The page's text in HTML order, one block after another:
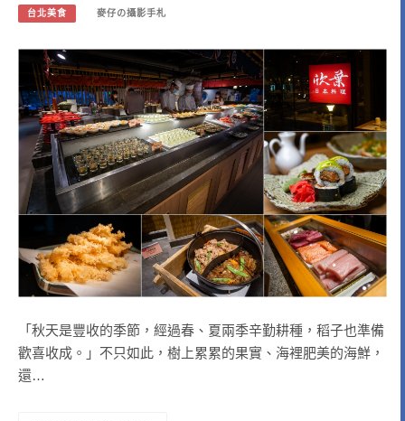
台北美食 麥仔の攝影手札
「秋天是豐收的季節，經過春、夏兩季辛勤耕種，稻子也準備
歡喜收成。」不只如此，樹上累累的果實、海裡肥美的海鮮，
還…